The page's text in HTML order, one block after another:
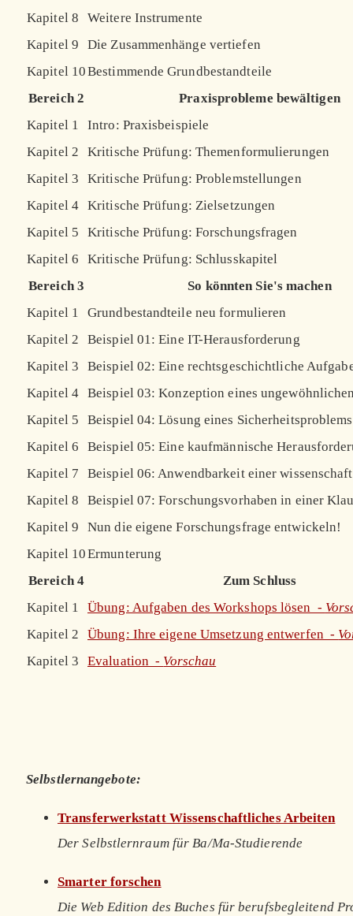
Kapitel 8
Weitere Instrumente
Kapitel 9
Die Zusammenhänge vertiefen
Kapitel 10Bestimmende Grundbestandteile
Bereich 2
Praxisprobleme bewältigen
Kapitel 1
Intro: Praxisbeispiele
Kapitel 2
Kritische Prüfung: Themenformulierungen
Kapitel 3
Kritische Prüfung: Problemstellungen
Kapitel 4 Kritische Prüfung: Zielsetzungen
Kapitel 5
Kritische Prüfung: Forschungsfragen
Kapitel 6
Kritische Prüfung: Schlusskapitel
Bereich 3
So könnten Sie's machen
Kapitel 1
Grundbestandteile neu formulieren
Kapitel 2
Beispiel 01: Eine IT-Herausforderung
Kapitel 3
Beispiel 02: Eine rechtsgeschichtliche
Kapitel 4 Beispiel 03: Konzeption eines
Kapitel 5
Beispiel 04: Lösung eines Sicherheitsproblems
Kapitel 6
Beispiel 05: Eine kaufmännische
Kapitel 7
Beispiel 06: Anwendbarkeit einer
Kapitel 8
Beispiel 07: Forschungsvorhaben in einer
Kapitel 9
Nun die eigene Forschungsfrage entwickeln!
Kapitel 10Ermunterung
Bereich 4
Zum Schluss
Kapitel 1
Übung: Aufgaben des Workshops lösen -
Kapitel 2
Übung: Ihre eigene Umsetzung entwerfen -
Kapitel 3
Evaluation - Vorschau
Selbstlernangebote:
Transferwerkstatt Wissenschaftliches Arbeiten
Der Selbstlernraum für Ba/Ma-Studierende
Smarter forschen
Die Web Edition des Buches für berufsbegleitend